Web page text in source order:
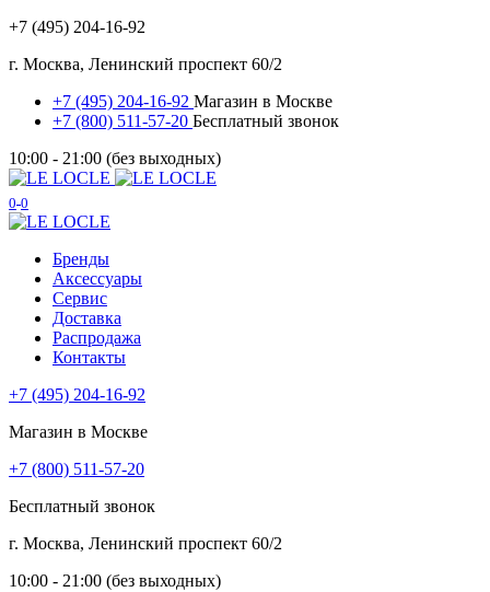
+7 (495) 204-16-92
г. Москва, Ленинский проспект 60/2
+7 (495) 204-16-92 Магазин в Москве
+7 (800) 511-57-20 Бесплатный звонок
10:00 - 21:00 (без выходных)
0 0
Бренды
Аксессуары
Сервис
Доставка
Распродажа
Контакты
+7 (495) 204-16-92
Магазин в Москве
+7 (800) 511-57-20
Бесплатный звонок
г. Москва, Ленинский проспект 60/2
10:00 - 21:00 (без выходных)